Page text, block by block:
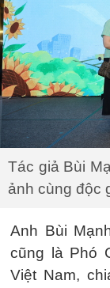
Tác giả Bùi
ảnh cùng độc
Anh Bùi
cũng là Phó
Việt Nam,